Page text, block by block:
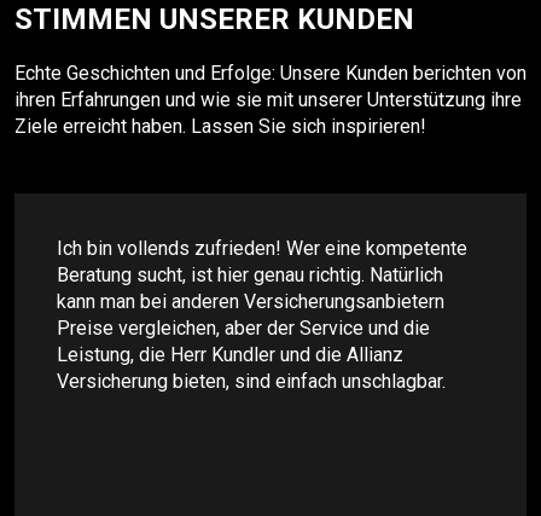
STIMMEN UNSERER KUNDEN
Echte Geschichten und Erfolge: Unsere Kunden berichten von
ihren Erfahrungen und wie sie mit unserer Unterstützung ihre
Ziele erreicht haben. Lassen Sie sich inspirieren!
Ich bin vollends zufrieden! Wer eine kompetente
Beratung sucht, ist hier genau richtig. Natürlich
kann man bei anderen Versicherungsanbietern
Preise vergleichen, aber der Service und die
Leistung, die Herr Kundler und die Allianz
Versicherung bieten, sind einfach unschlagbar.